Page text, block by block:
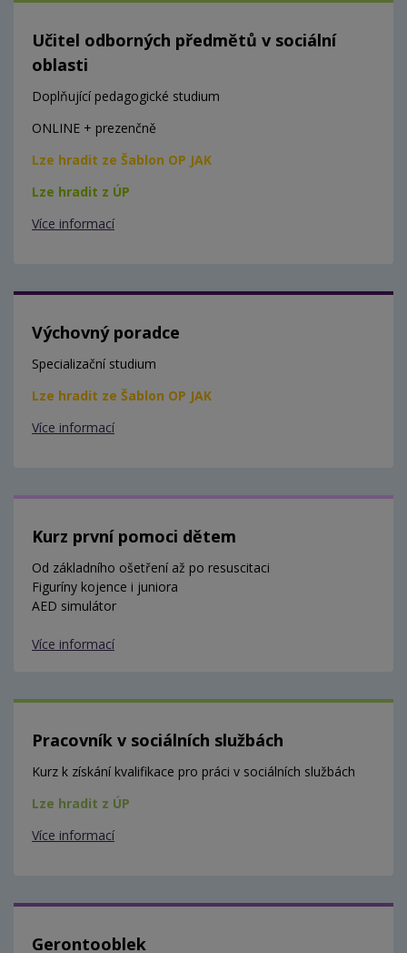
Učitel odborných předmětů v sociální
oblasti
Doplňující pedagogické studium
ONLINE + prezenčně
Lze hradit ze Šablon OP JAK
Lze hradit z ÚP
Více informací
Výchovný poradce
Specializační studium
Lze hradit ze Šablon OP JAK
Více informací
Kurz první pomoci dětem
Od základního ošetření až po resuscitaci
Figuríny kojence i juniora
AED simulátor
Více informací
Pracovník v sociálních službách
Kurz k získání kvalifikace pro práci v sociálních službách
Lze hradit z ÚP
Více informací
Gerontooblek